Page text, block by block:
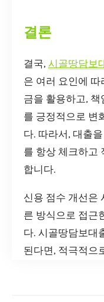
결론
결국, 시골땅담보
은 여러 요인에
금을 활용하고,
를 긍정적으로 변
다. 따라서, 대출
를 항상 체크하고
합니다.
신용 점수 개선은
른 방식으로 접근
다. 시골땅담보대
된다면, 적극적으